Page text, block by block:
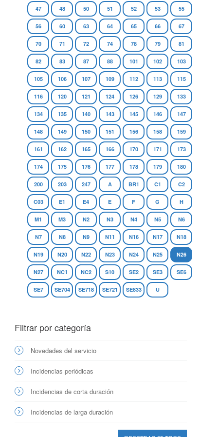
47 48 50 51 52 53 55
56 60 63 64 65 66 67
70 71 72 74 78 79 81
82 83 87 88 101 102 103
105 106 107 109 112 113 115
116 120 121 124 126 129 133
134 135 140 143 145 146 147
148 149 150 151 156 158 159
161 162 165 166 170 171 173
174 175 176 177 178 179 180
200 203 247 A BR1 C1 C2
C03 E1 E4 E F G H
M1 M3 N2 N3 N4 N5 N6
N7 N8 N9 N11 N16 N17 N18
N19 N20 N22 N23 N24 N25 N26
N27 NC1 NC2 S10 SE2 SE3 SE6
SE7 SE704 SE718 SE721 SE833 U
Filtrar por categoría
Novedades del servicio
Incidencias periódicas
Incidencias de corta duración
Incidencias de larga duración